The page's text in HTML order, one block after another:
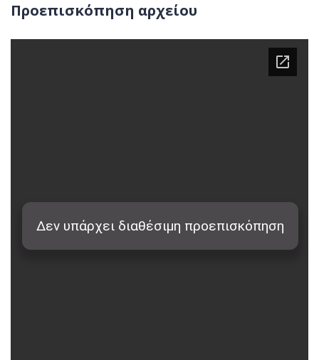
Προεπισκόπηση αρχείου